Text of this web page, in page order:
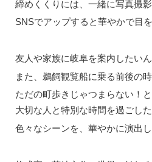
締めくくりには、一緒に写真撮
SNSでアップすると華やかで目
友人や家族に岐阜を案内したい
また、鵜飼観覧船に乗る前後の時
ただの町歩きじゃつまらない！と
大切な人と特別な時間を過ごした
色々なシーンを、華やかに演出し